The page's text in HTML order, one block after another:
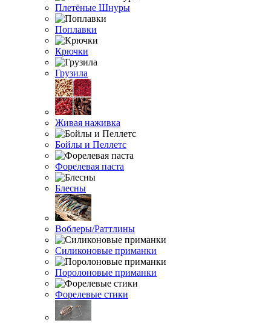
Плетёные Шнуры
Поплавки
Крючки
Грузила
Живая наживка
Бойлы и Пеллетс
Форелевая паста
Блесны
Воблеры/Раттлины
Силиконовые приманки
Поролоновые приманки
Форелевые стики